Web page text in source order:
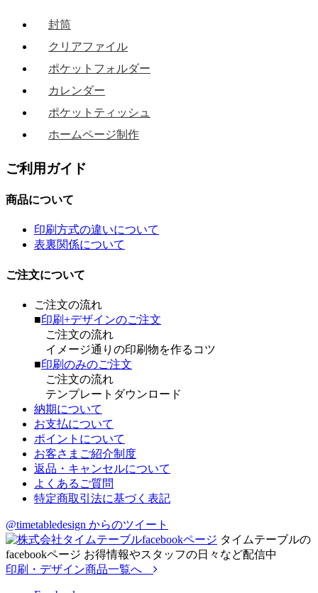
封筒
クリアファイル
ポケットフォルダー
カレンダー
ポケットティッシュ
ホームページ制作
ご利用ガイド
商品について
印刷方式の違いについて
表裏関係について
ご注文について
ご注文の流れ
■印刷+デザインのご注文
ご注文の流れ
イメージ通りの印刷物を作るコツ
■印刷のみのご注文
ご注文の流れ
テンプレートダウンロード
納期について
お支払について
ポイントについて
お客さまご紹介制度
返品・キャンセルについて
よくあるご質問
特定商取引法に基づく表記
@timetabledesign からのツイート
タイムテーブルの
facebookページ お得情報やスタッフの日々など配信中
印刷・デザイン商品一覧へ